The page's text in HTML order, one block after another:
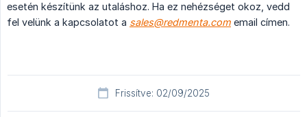
esetén készítünk az utaláshoz. Ha ez nehézséget okoz, vedd
fel velünk a kapcsolatot a sales@redmenta.com email címen.
Frissítve: 02/09/2025